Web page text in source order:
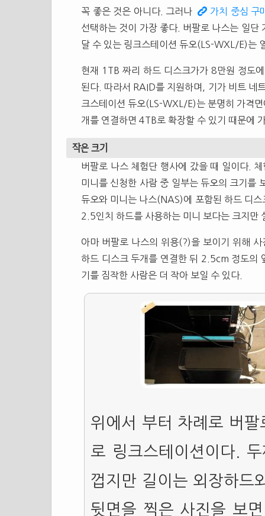
꼭 좋은 것은 아니다. 그러나
가치 중심 구
선택하는 것이 가장 좋다. 버팔로 나스는 일
달 수 있는 링크스테이션 듀오(LS-WXL/E)는
현재 1TB 짜리 하드 디스크가가 8만원 정도
된다. 따라서 RAID를 지원하며, 기가 비트 네
크스테이션 듀오(LS-WXL/E)는 분명히 가격
개를 연결하면 4TB로 확장할 수 있기 때문에
작은 크기
버팔로 나스 체험단 행사에 갔을 때 일이다.
미니를 신청한 사람 중 일부는 듀오의 크기를
듀오와 미니는 나스(NAS)에 포함된 하드 디
2.5인치 하드를 사용하는 미니 보다는 크지만
아마 버팔로 나스의 위용(?)을 보이기 위해
하드 디스크 두개를 연결한 뒤 2.5cm 정도의
기를 짐작한 사람은 더 작아 보일 수 있다.
위에서 부터 차례로 버
로 링크스테이션이다.
껍지만 길이는 외장하드
뒷면을 찍은 사진을 보